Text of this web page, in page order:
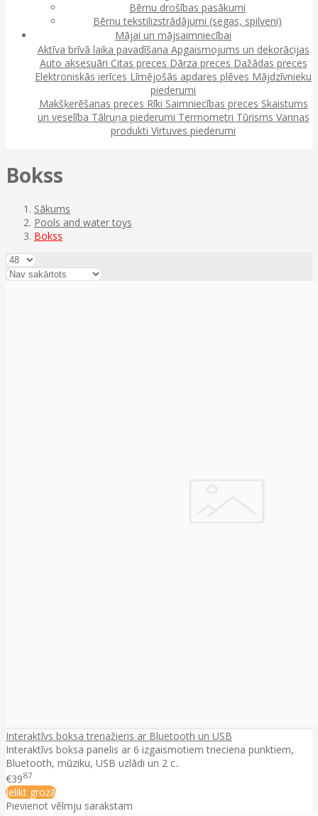
Bērnu drošības pasākumi
Bērnu tekstilizstrādājumi (segas, spilveni)
Mājai un mājsaimniecībai
Aktīva brīvā laika pavadīšana Apgaismojums un dekorācijas
Auto aksesuāri Citas preces Dārza preces Dažādas preces
Elektroniskās ierīces Līmējošās apdares plēves Mājdzīvnieku
piederumi
Makšķerēšanas preces Rīki Saimniecības preces Skaistums
un veselība Tālruņa piederumi Termometri Tūrisms Vannas
produkti Virtuves piederumi
Bokss
Sākums
Pools and water toys
Bokss
Interaktīvs boksa trenažieris ar Bluetooth un USB
Interaktīvs boksa panelis ar 6 izgaismotiem trieciena punktiem,
Bluetooth, mūziku, USB uzlādi un 2 c..
€3987
Ielikt grozā
Pievienot vēlmju sarakstam